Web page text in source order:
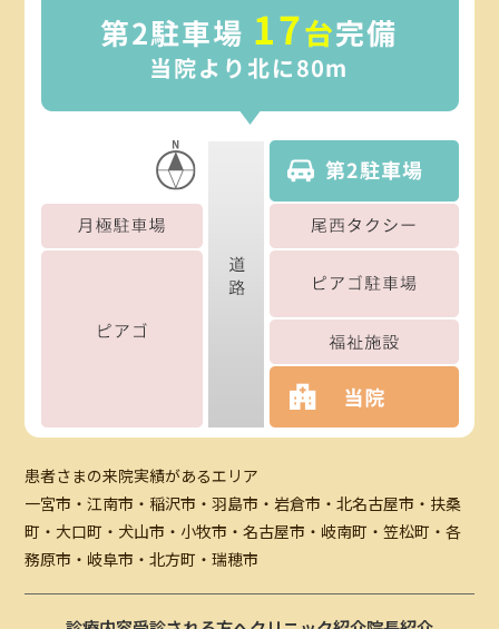
患者さまの来院実績があるエリア
一宮市・江南市・稲沢市・羽島市・岩倉市・北名古屋市・扶桑
町・大口町・犬山市・小牧市・名古屋市・岐南町・笠松町・各
務原市・岐阜市・北方町・瑞穂市